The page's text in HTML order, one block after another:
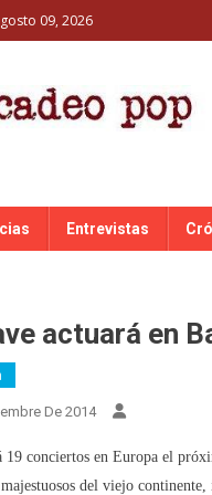
09, 2026
Entrevistas
actuará en
De 2014
19 conciertos en Europa el
del viejo